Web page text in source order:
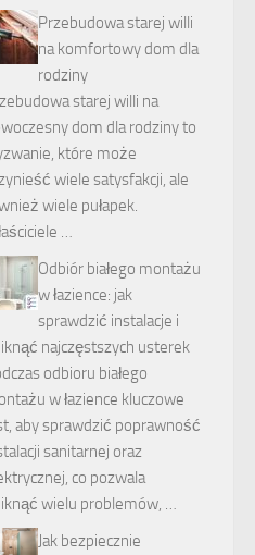
Przebudowa starej willi
na komfortowy dom dla
rodziny
starej willi na
dom dla rodziny to
które może
wiele satysfakcji, ale
wiele pułapek.
…
Odbiór białego montażu
w łazience: jak
sprawdzić instalacje i
najczęstszych usterek
odbioru białego
w łazience kluczowe
aby sprawdzić poprawność
sanitarnej oraz
co pozwala
wielu problemów, …
Jak bezpiecznie